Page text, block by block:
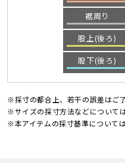
裾周り
股上(後ろ)
股下(後ろ)
※採寸の都合上、若干の誤差はご
※サイズの採寸方法などについて
※本アイテムの採寸基準について